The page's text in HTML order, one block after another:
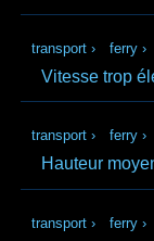
transport › ferry ›
Vitesse trop
transport › ferry ›
Hauteur
transport › ferry ›